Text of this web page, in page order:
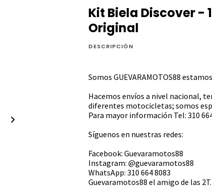
Kit Biela Discover -
Original
DESCRIPCIÓN
Somos GUEVARAMOTOS88
Hacemos envíos a nivel nacional,
diferentes motocicletas; somos
Para mayor información Tel: 310
Síguenos en nuestras redes:
Facebook: Guevaramotos88
Instagram: @guevaramotos88
WhatsApp: 310 664 8083
Guevaramotos88 el amigo de las 2T.